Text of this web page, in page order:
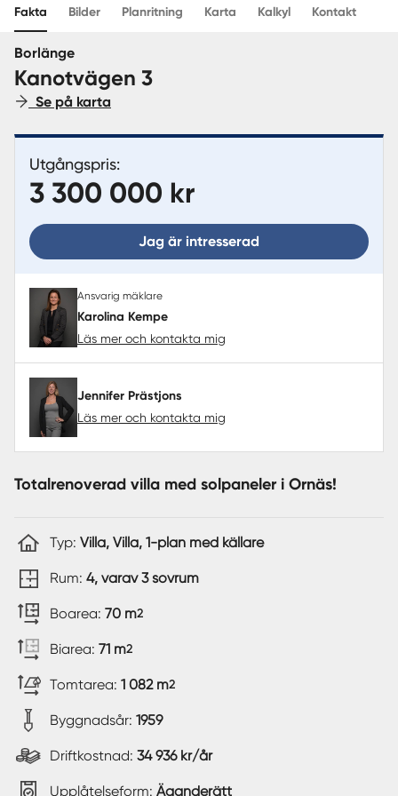
Sverige
Fakta Bilder Planritning Karta Kalkyl Kontakt
Borlänge
Kanotvägen 3
Se på karta
Utgångspris:
3 300 000 kr
Jag är intresserad
Ansvarig mäklare
Karolina Kempe
Läs mer och kontakta mig
Jennifer Prästjons
Läs mer och kontakta mig
Totalrenoverad villa med solpaneler i Ornäs!
Typ: Villa, Villa, 1-plan med källare
Rum: 4, varav 3 sovrum
Boarea: 70 m2
Biarea: 71 m2
Tomtarea: 1 082 m2
Byggnadsår: 1959
Driftkostnad: 34 936 kr/år
Upplåtelseform: Äganderätt